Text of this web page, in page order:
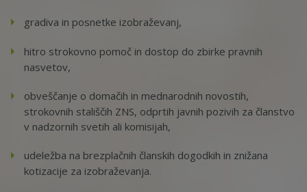
gradiva in posnetke izobraževanj,
hitro strokovno pomoč in dostop do zbirke pravnih
nasvetov,
obveščanje o domačih in mednarodnih novostih,
strokovnih stališčih ZNS, odprtih javnih pozivih za članstvo
v nadzornih svetih ali komisijah,
udeležba na brezplačnih članskih dogodkih in znižana
kotizacije za izobraževanja.